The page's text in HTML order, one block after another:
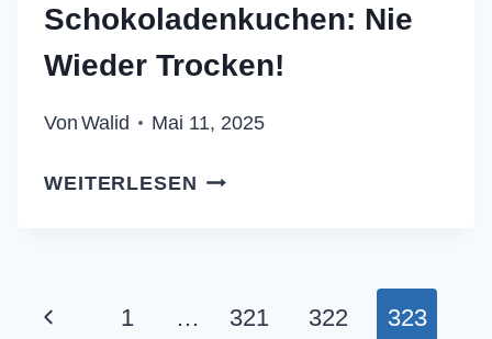
Schokoladenkuchen: Nie
Wieder Trocken!
Von Walid Mai 11, 2025
WEITERLESEN FEUCHTER
Seitennavigation
Vorherige
1 … 321 322 323